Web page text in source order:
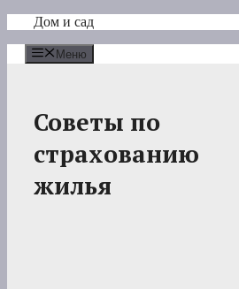
Перейти
содержимому
Дом и сад
Меню
Советы по
страхованию
жилья